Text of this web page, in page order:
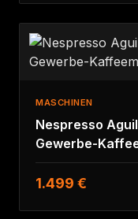
MASCHINEN
Nespresso
1.499 €